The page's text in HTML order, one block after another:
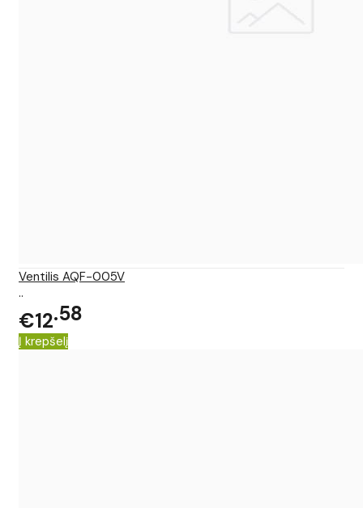
Ventilis AQF-005V
..
€12 58
Į krepšelį